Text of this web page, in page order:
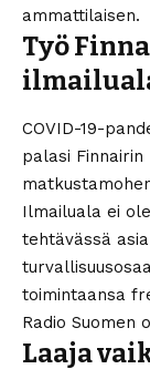
ammattilaisen.
Työ
COVID-19-
palasi
Ilmailuala ei
tehtävässä
toimintaansa
Radio Suomen
Laaja